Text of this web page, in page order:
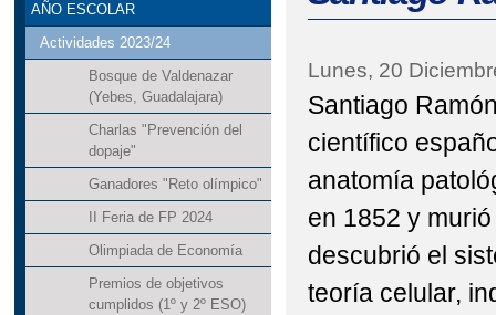
AÑO ESCOLAR
Actividades 2023/24
Bosque de Valdenazar
(Yebes, Guadalajara)
Charlas "Prevención del
dopaje"
Ganadores "Reto olímpico"
II Feria de FP 2024
Olimpiada de Economía
Premios de objetivos
cumplidos (1º y 2º ESO)
Lunes, 20
Santiago
científico
anatomía
en 1852 y
descubrió el
teoría celular,